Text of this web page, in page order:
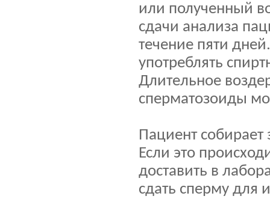
или полученный
сдачи анализа
течение пяти
употреблять
Длительное
сперматозоиды
Пациент собирает
Если это
доставить в
сдать сперму для